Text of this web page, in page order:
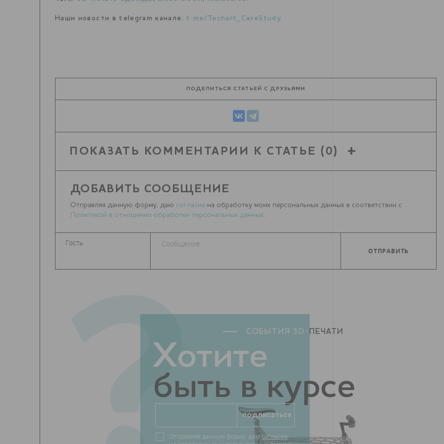
Наши новости в telegram канале: t.me/Techart_CaseStudy
ПОДЕЛИТЬСЯ СТАТЬЕЙ С ДРУЗЬЯМИ
ПОКАЗАТЬ КОММЕНТАРИИ К СТАТЬЕ (0)
ДОБАВИТЬ СООБЩЕНИЕ
Отправляя данную форму, даю согласие на обработку моих персональных данных в соответствии с
Политикой в отношении обработки персональных данных.
Хотите
быть в курсе
СОБЫТИЯ 3D- ПЕЧАТИ
Отправляя данную форму, даюсогласие